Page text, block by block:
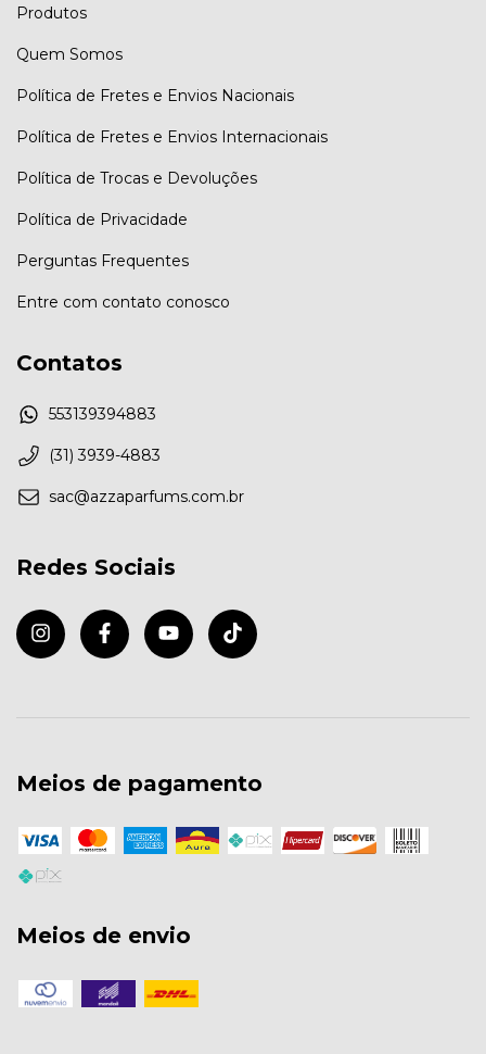
Produtos
Quem Somos
Política de Fretes e Envios Nacionais
Política de Fretes e Envios Internacionais
Política de Trocas e Devoluções
Política de Privacidade
Perguntas Frequentes
Entre com contato conosco
Contatos
553139394883
(31) 3939-4883
sac@azzaparfums.com.br
Redes Sociais
Meios de pagamento
Meios de envio